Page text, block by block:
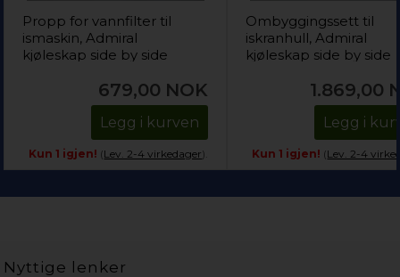
Propp for vannfilter til
ismaskin, Admiral
kjøleskap side by side
679,00 NOK
Legg i kurven
Kun 1 igjen! (Lev. 2-4 virkedager).
Ombyggingssett til
iskranhull, Admiral
kjøleskap side by side
1.869,00
Legg i
Kun 1 igjen! (Lev. 2-4
Nyttige lenker